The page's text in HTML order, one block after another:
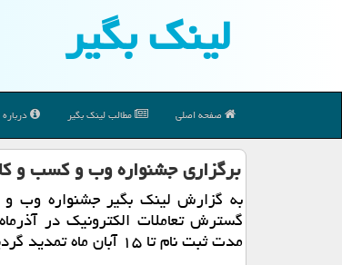
لینك بگیر
صفحه اصلی مطالب لینك بگیر
برگزاری جشنواره وب و كسب و
به گزارش لینك بگیر جشنواره وب
گسترش تعاملات الكترونیك در
مدت ثبت نام تا ۱۵ آبان ماه تمدید گردید.